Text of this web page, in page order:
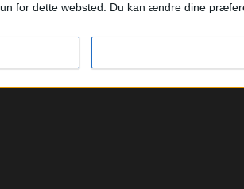
for dette websted. Du kan ændre dine
KONTAKT /FAQ /OM OS/
©